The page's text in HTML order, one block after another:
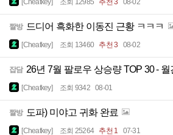
[Cheatkey] 조회 12985 추천 3 08-02
짤방 드디어 흑화한 이동진 근황 ㅋㅋㅋ
[Cheatkey] 조회 13460 추천 3 08-02
잡담 26년 7월 팔로우 상승량 TOP 30 - 월
[Cheatkey] 조회 9342 08-01
짤방 도파) 미야고 귀화 완료
[Cheatkey] 조회 25264 추천 1 07-31